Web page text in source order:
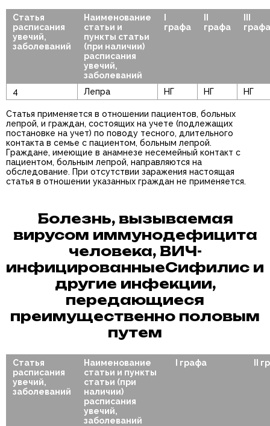
Статья
расписания
увечий,
заболеваний
Наименование
статьи и
пункты статьи
(при наличии)
расписания
увечий,
заболеваний
графа
графа
графа
4 Лепра НГ НГ НГ
Статья применяется в отношении пациентов, больных
лепрой, и граждан, состоящих на учете (подлежащих
постановке на учет) по поводу тесного, длительного
контакта в семье с пациентом, больным лепрой.
Граждане, имеющие в анамнезе несемейный контакт с
пациентом, больным лепрой, направляются на
обследование. При отсутствии заражения настоящая
статья в отношении указанных граждан не применяется.
Болезнь, вызываемая
вирусом иммунодефицита
человека, ВИЧ-
инфицированныеСифилис и
другие инфекции,
передающиеся
преимущественно половым
путем
Статья
расписания
увечий,
заболеваний
Наименование
статьи и пункты
статьи (при
наличии)
расписания
увечий,
заболеваний
I графа II